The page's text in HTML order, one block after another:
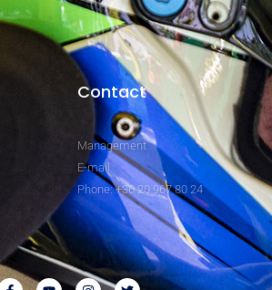
Contact
Management
E-mail
Phone: +36 20 967 80 24